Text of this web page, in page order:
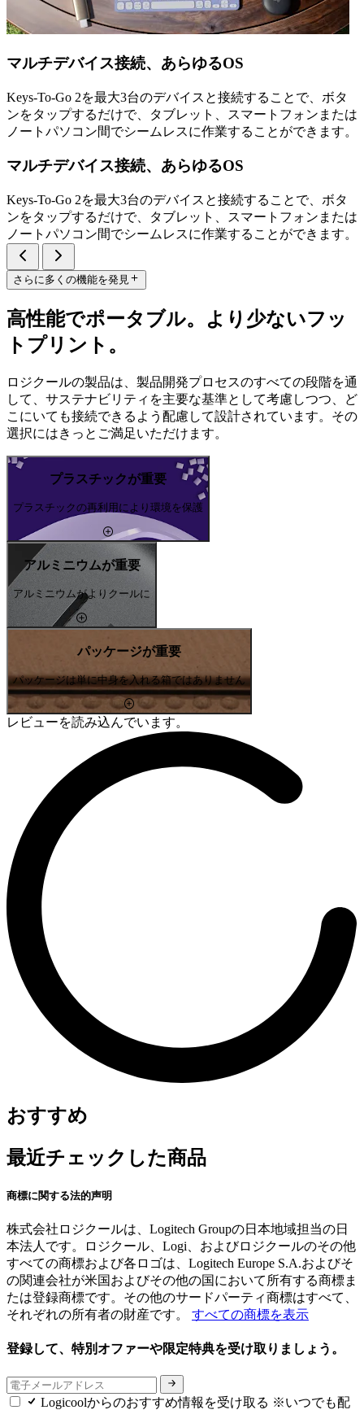
マルチデバイス接続、あらゆるOS
Keys-To-Go 2を最大3台のデバイスと接続することで、ボタ
ンをタップするだけで、タブレット、スマートフォンまたは
ノートパソコン間でシームレスに作業することができます。
マルチデバイス接続、あらゆるOS
Keys-To-Go 2を最大3台のデバイスと接続することで、ボタ
ンをタップするだけで、タブレット、スマートフォンまたは
ノートパソコン間でシームレスに作業することができます。
さらに多くの機能を発見
高性能でポータブル。より少ないフッ
トプリント。
ロジクールの製品は、製品開発プロセスのすべての段階を通
して、サステナビリティを主要な基準として考慮しつつ、ど
こにいても接続できるよう配慮して設計されています。その
選択にはきっとご満足いただけます。
プラスチックが重要
プラスチックの再利用により環境を保護
アルミニウムが重要
アルミニウムがよりクールに
パッケージが重要
パッケージは単に中身を入れる箱ではありません
レビューを読み込んでいます。
おすすめ
最近チェックした商品
商標に関する法的声明
株式会社ロジクールは、Logitech Groupの日本地域担当の日
本法人です。ロジクール、Logi、およびロジクールのその他
すべての商標および各ロゴは、Logitech Europe S.A.およびそ
の関連会社が米国およびその他の国において所有する商標ま
たは登録商標です。その他のサードパーティ商標はすべて、
それぞれの所有者の財産です。 すべての商標を表示
登録して、特別オファーや限定特典を受け取りましょう。
Logicoolからのおすすめ情報を受け取る ※いつでも配